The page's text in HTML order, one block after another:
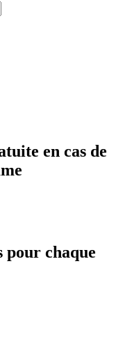
en cas de
pour chaque